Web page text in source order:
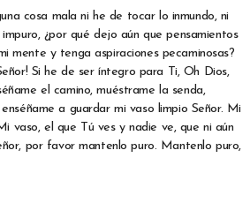
cosa mala ni he de tocar lo inmundo, ni
¿por qué dejo aún que pensamientos
mente y tenga aspiraciones pecaminosas?
Si he de ser íntegro para Ti, Oh Dios,
el camino, muéstrame la senda,
a guardar mi vaso limpio Señor. Mi
vaso, el que Tú ves y nadie ve, que ni aún
por favor mantenlo puro. Mantenlo puro,